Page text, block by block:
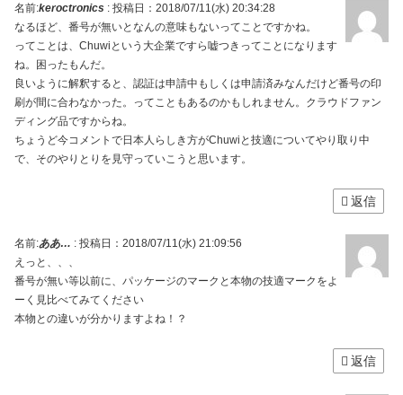
名前:keroctronics : 投稿日：2018/07/11(水) 20:34:28
なるほど、番号が無いとなんの意味もないってことですかね。
ってことは、Chuwiという大企業ですら嘘つきってことになります
ね。困ったもんだ。
良いように解釈すると、認証は申請中もしくは申請済みなんだけど番号の印
刷が間に合わなかった。ってこともあるのかもしれません。クラウドファン
ディング品ですからね。
ちょうど今コメントで日本人らしき方がChuwiと技適についてやり取り中
で、そのやりとりを見守っていこうと思います。
返信
名前:ああ… : 投稿日：2018/07/11(水) 21:09:56
えっと、、、
番号が無い等以前に、パッケージのマークと本物の技適マークをよ
ーく見比べてみてください
本物との違いが分かりますよね！？
返信